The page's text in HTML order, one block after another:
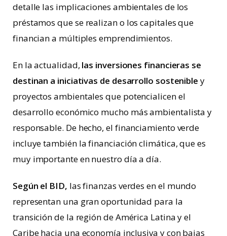
detalle las implicaciones ambientales de los
préstamos que se realizan o los capitales que
financian a múltiples emprendimientos.
En la actualidad, las inversiones financieras se
destinan a iniciativas de desarrollo sostenible y
proyectos ambientales que potencialicen el
desarrollo económico mucho más ambientalista y
responsable. De hecho, el financiamiento verde
incluye también la financiación climática, que es
muy importante en nuestro día a día.
Según el BID, las finanzas verdes en el mundo
representan una gran oportunidad para la
transición de la región de América Latina y el
Caribe hacia una economía inclusiva y con bajas